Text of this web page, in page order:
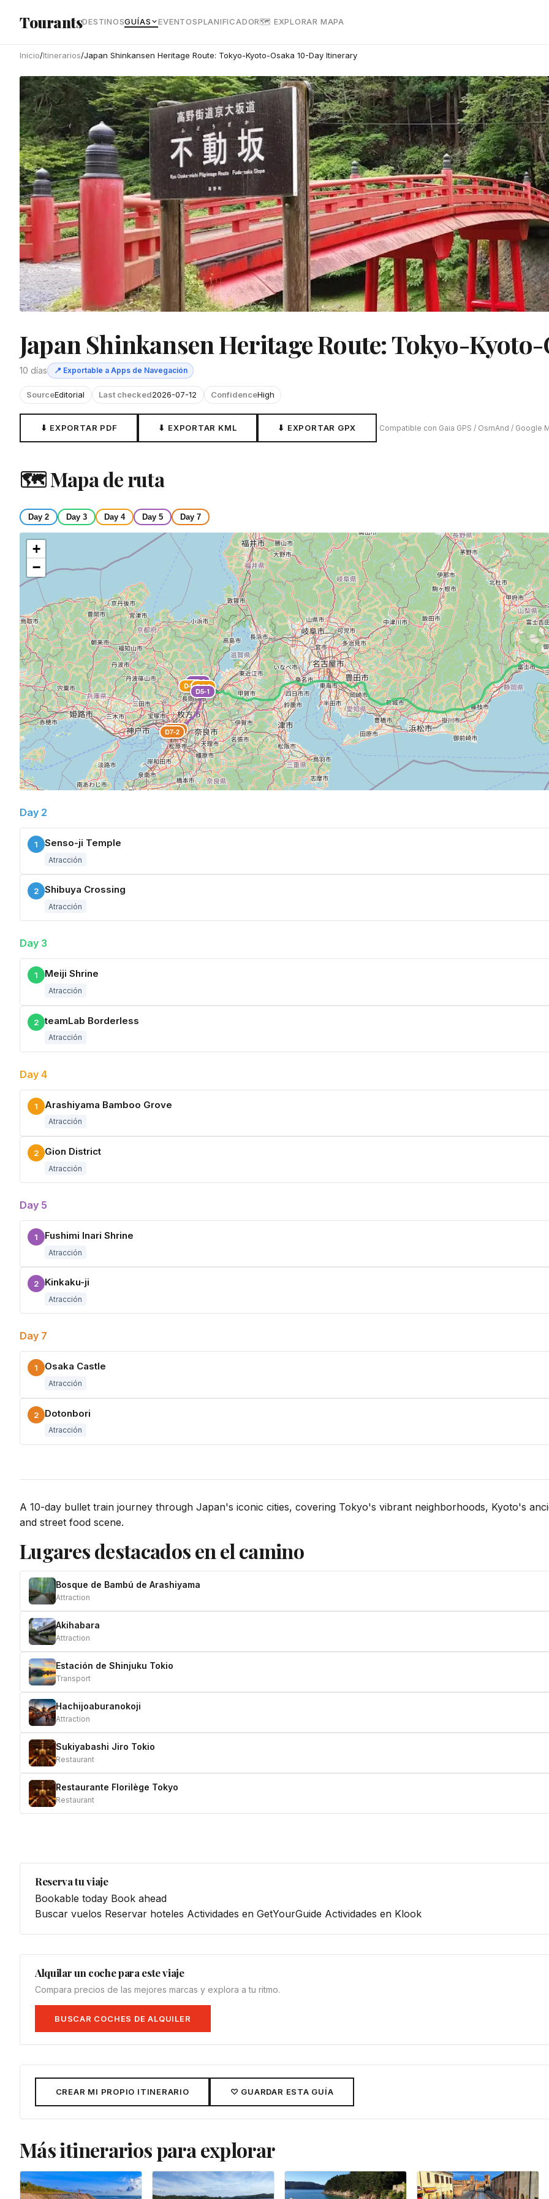
TourantsDESTINOSGUÍAS EVENTOSPLANIFICADOR🗺 EXPLORAR MAPA
Inicio/Itinerarios/Japan Shinkansen Heritage Route: Tokyo-Kyoto-Osaka 10-Day Itinerary
Japan Shinkansen Heritage Route: Tokyo-
10 días 📍 Exportable a Apps de Navegación
SourceEditorial Last checked2026-07-12 ConfidenceHigh
⬇ EXPORTAR PDF ⬇ EXPORTAR KML ⬇ EXPORTAR GPX Compatible con Gaia GPS / OsmAnd / Google
🗺 Mapa de ruta
Day 2 Day 3 Day 4 Day 5 Day 7
D4-1D4-2
D5-1
D5-2
D7-1
D7-2
+
−
Day 2
1 Senso-ji Temple
Atracción
2 Shibuya Crossing
Atracción
Day 3
1 Meiji Shrine
Atracción
2 teamLab Borderless
Atracción
Day 4
1 Arashiyama Bamboo Grove
Atracción
2 Gion District
Atracción
Day 5
1 Fushimi Inari Shrine
Atracción
2 Kinkaku-ji
Atracción
Day 7
1 Osaka Castle
Atracción
2 Dotonbori
Atracción
A 10-day bullet train journey through Japan's iconic cities, covering Tokyo's vibrant neighborhoods, Kyoto's
and street food scene.
Lugares destacados en el camino
Bosque de Bambú de Arashiyama
Attraction
Akihabara
Attraction
Estación de Shinjuku Tokio
Transport
Hachijoaburanokoji
Attraction
Sukiyabashi Jiro Tokio
Restaurant
Restaurante Florilège Tokyo
Restaurant
Reserva tu viaje
Bookable today Book ahead
Buscar vuelos Reservar hoteles Actividades en GetYourGuide Actividades en Klook
Alquilar un coche para este viaje
Compara precios de las mejores marcas y explora a tu ritmo.
BUSCAR COCHES DE ALQUILER
CREAR MI PROPIO ITINERARIO ♡ GUARDAR ESTA GUÍA
Más itinerarios para explorar